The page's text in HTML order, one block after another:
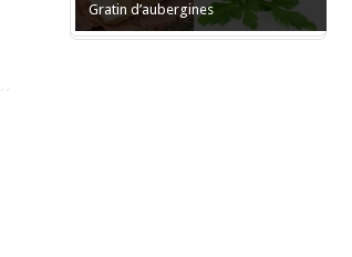
Gratin d’aubergines